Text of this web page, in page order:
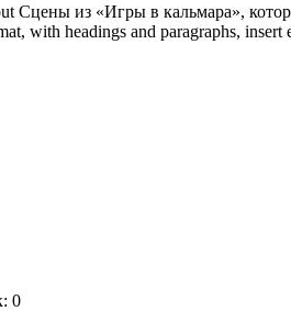
Сцены из «Игры в кальмара»,
with headings and paragraphs, insert
0